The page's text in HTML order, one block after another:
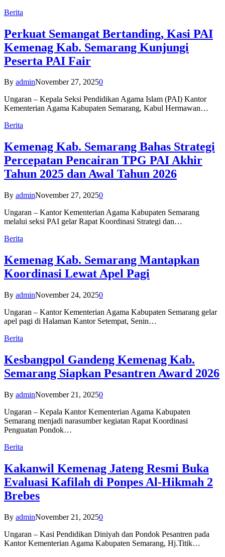
Berita
Perkuat Semangat Bertanding, Kasi PAI
Kemenag Kab. Semarang Kunjungi
Peserta PAI Fair
By adminNovember 27, 20250
Ungaran – Kepala Seksi Pendidikan Agama Islam (PAI) Kantor
Kementerian Agama Kabupaten Semarang, Kabul Hermawan…
Berita
Kemenag Kab. Semarang Bahas Strategi
Percepatan Pencairan TPG PAI Akhir
Tahun 2025 dan Awal Tahun 2026
By adminNovember 27, 20250
Ungaran – Kantor Kementerian Agama Kabupaten Semarang
melalui seksi PAI gelar Rapat Koordinasi Strategi dan…
Berita
Kemenag Kab. Semarang Mantapkan
Koordinasi Lewat Apel Pagi
By adminNovember 24, 20250
Ungaran – Kantor Kementerian Agama Kabupaten Semarang gelar
apel pagi di Halaman Kantor Setempat, Senin…
Berita
Kesbangpol Gandeng Kemenag Kab.
Semarang Siapkan Pesantren Award 2026
By adminNovember 21, 20250
Ungaran – Kepala Kantor Kementerian Agama Kabupaten
Semarang menjadi narasumber kegiatan Rapat Koordinasi
Penguatan Pondok…
Berita
Kakanwil Kemenag Jateng Resmi Buka
Evaluasi Kafilah di Ponpes Al-Hikmah 2
Brebes
By adminNovember 21, 20250
Ungaran – Kasi Pendidikan Diniyah dan Pondok Pesantren pada
Kantor Kementerian Agama Kabupaten Semarang, Hj.Titik…